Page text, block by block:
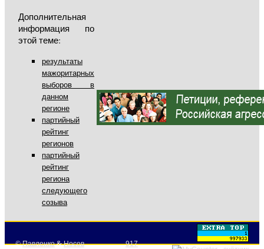
Дополнительная
информация по
этой теме:
результаты
мажоритарных
выборов в
данном
регионе
партийный
рейтинг
регионов
партийный
рейтинг
региона
следующего
созыва
©Павленко&Носов 917